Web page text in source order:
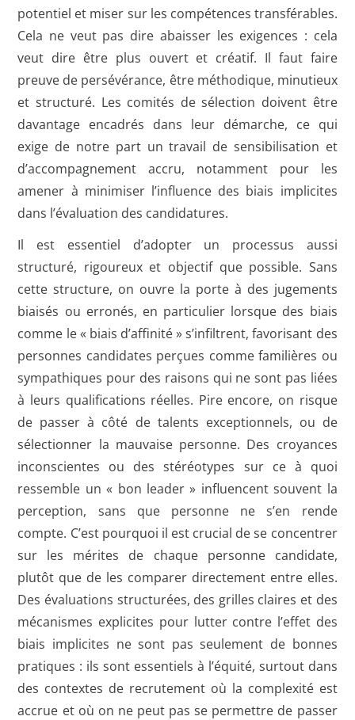
potentiel et miser sur les compétences transférables.
Cela ne veut pas dire abaisser les exigences : cela
veut dire être plus ouvert et créatif. Il faut faire
preuve de persévérance, être méthodique, minutieux
et structuré. Les comités de sélection doivent être
davantage encadrés dans leur démarche, ce qui
exige de notre part un travail de sensibilisation et
d’accompagnement accru, notamment pour les
amener à minimiser l’influence des biais implicites
dans l’évaluation des candidatures.
Il est essentiel d’adopter un processus aussi
structuré, rigoureux et objectif que possible. Sans
cette structure, on ouvre la porte à des jugements
biaisés ou erronés, en particulier lorsque des biais
comme le « biais d’affinité » s’infiltrent, favorisant des
personnes candidates perçues comme familières ou
sympathiques pour des raisons qui ne sont pas liées
à leurs qualifications réelles. Pire encore, on risque
de passer à côté de talents exceptionnels, ou de
sélectionner la mauvaise personne. Des croyances
inconscientes ou des stéréotypes sur ce à quoi
ressemble un « bon leader » influencent souvent la
perception, sans que personne ne s’en rende
compte. C’est pourquoi il est crucial de se concentrer
sur les mérites de chaque personne candidate,
plutôt que de les comparer directement entre elles.
Des évaluations structurées, des grilles claires et des
mécanismes explicites pour lutter contre l’effet des
biais implicites ne sont pas seulement de bonnes
pratiques : ils sont essentiels à l’équité, surtout dans
des contextes de recrutement où la complexité est
accrue et où on ne peut pas se permettre de passer